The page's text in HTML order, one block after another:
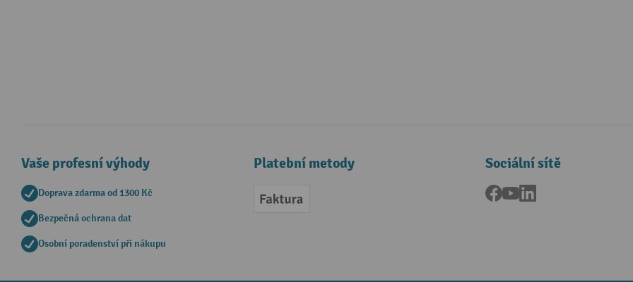
Vaše profesní výhody
Doprava zdarma od 1300 Kč
Bezpečná ochrana dat
Osobní poradenství při nákupu
Platební metody
Faktura
Sociální sítě
Facebook
YouTube